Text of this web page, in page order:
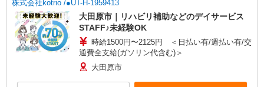
株式会社kotrio /●UT-H-1959413
大田原市｜リハビリ補助などのデイサービス
STAFF♪未経験OK
時給1500円〜2125円 ＜日払い有/週払い有/交
通費全支給(ガソリン代含む)＞
大田原市